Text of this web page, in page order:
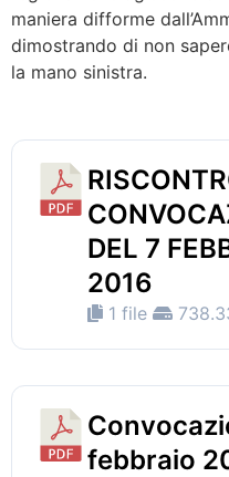
maniera difforme
dimostrando di non
la mano sinistra.
DEL 7
2016
1 file
febbraio